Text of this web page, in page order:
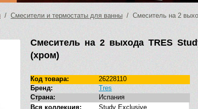
/ Смесители и термостаты для ванны / Смеситель на 2
Смеситель на 2 выхода TRES
(хром)
Код товара:
26228110
Бренд:
Tres
Страна:
Испания
Вся коллекция:
Study Exclusive